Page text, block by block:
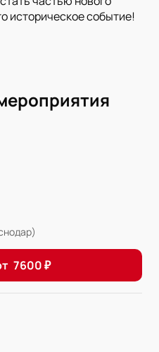
историческое событие!
7600₽